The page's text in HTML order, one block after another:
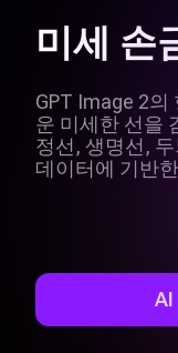
미세 손
GPT Image 2의
운 미세한 선을
정선, 생명선,
데이터에 기반
AI